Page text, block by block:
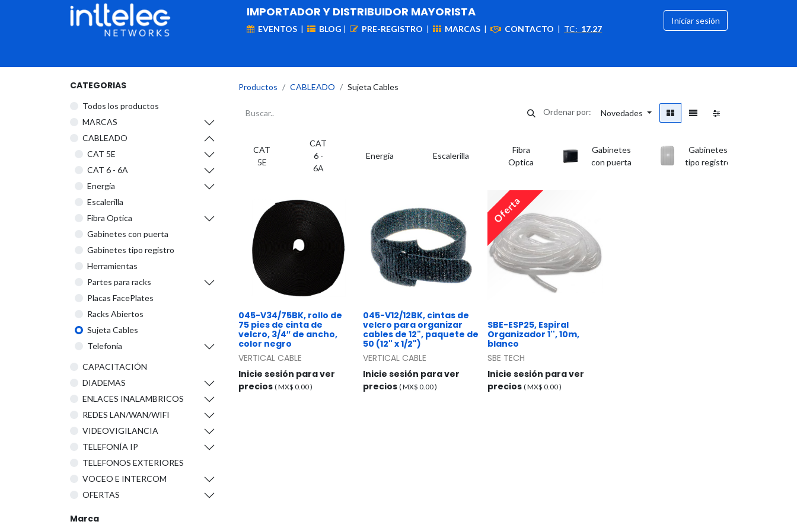
IMPORTADOR Y DISTRIBUIDOR MAYORISTA
EVENTOS | BLOG | PRE-REGISTRO | MARCAS | CONTACTO | TC: 17.27
Iniciar sesión
CATEGORIAS
Todos los productos
​MARCAS
CABLEADO
CAT 5E
CAT 6 - 6A
Energía
Escalerilla
Fibra Optica
Gabinetes con puerta
Gabinetes tipo registro
Herramientas
Partes para racks
Placas FacePlates
Racks Abiertos
Sujeta Cables
Telefonía
CAPACITACIÓN
DIADEMAS
ENLACES INALAMBRICOS
REDES LAN/WAN/WIFI
VIDEOVIGILANCIA
TELEFONÍA IP
TELEFONOS EXTERIORES
VOCEO E INTERCOM
OFERTAS
Marca
Productos CABLEADO Sujeta Cables
Ordenar por: Novedades
CAT
5E
CAT
6 -
6A
Energía Escalerilla
Fibra
Optica
Gabinetes
con puerta
Gabinetes
tipo registro
045-V34/75BK, rollo de
75 pies de cinta de
velcro, 3/4″ de ancho,
color negro
VERTICAL CABLE
Inicie sesión para ver
precios ( MX$ 0.00)
045-V12/12BK, cintas de
velcro para organizar
cables de 12", paquete de
50 (12" x 1/2")
VERTICAL CABLE
Inicie sesión para ver
precios ( MX$ 0.00)
Oferta
SBE-ESP25, Espiral
Organizador 1'', 10m,
blanco
SBE TECH
Inicie sesión para ver
precios ( MX$ 0.00)